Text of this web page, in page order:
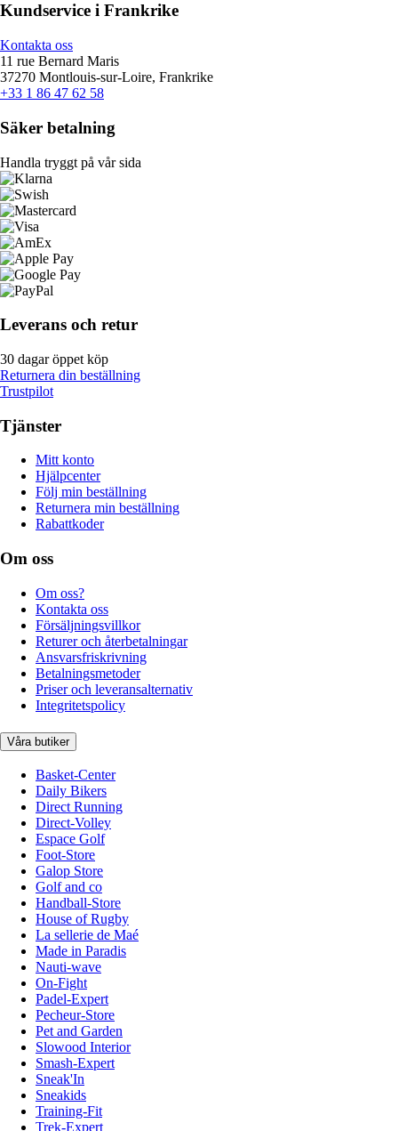
Kundservice i Frankrike
Kontakta oss
11 rue Bernard Maris
37270 Montlouis-sur-Loire, Frankrike
+33 1 86 47 62 58
Säker betalning
Handla tryggt på vår sida
Leverans och retur
30 dagar öppet köp
Returnera din beställning
Trustpilot
Tjänster
Mitt konto
Hjälpcenter
Följ min beställning
Returnera min beställning
Rabattkoder
Om oss
Om oss?
Kontakta oss
Försäljningsvillkor
Returer och återbetalningar
Ansvarsfriskrivning
Betalningsmetoder
Priser och leveransalternativ
Integritetspolicy
Våra butiker
Basket-Center
Daily Bikers
Direct Running
Direct-Volley
Espace Golf
Foot-Store
Galop Store
Golf and co
Handball-Store
House of Rugby
La sellerie de Maé
Made in Paradis
Nauti-wave
On-Fight
Padel-Expert
Pecheur-Store
Pet and Garden
Slowood Interior
Smash-Expert
Sneak'In
Sneakids
Training-Fit
Trek-Expert